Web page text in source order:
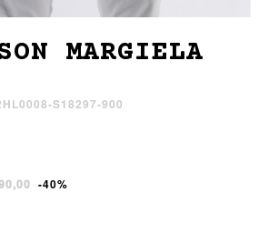
MARGIELA
S18297-900
-40%